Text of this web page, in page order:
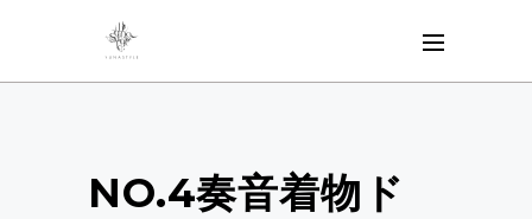
NO.4奏音着物ド